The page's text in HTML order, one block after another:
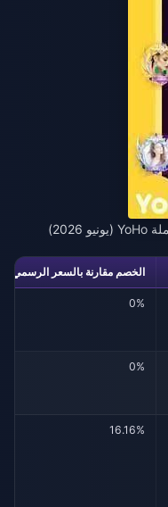
الخصم مقارنة بالسعر الرسمي
0%
0%
16.16%